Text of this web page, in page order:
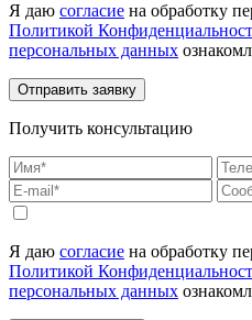
Я даю согласие на обработку
Политикой
персональных данных
Получить консультацию
Я даю согласие на обработку
Политикой
персональных данных